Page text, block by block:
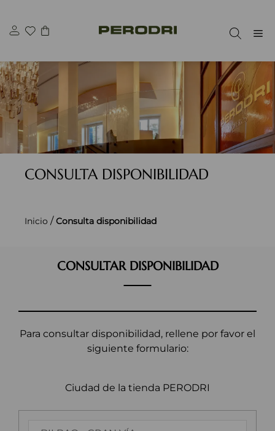
contenido
CONSULTA DISPONIBILIDAD
Inicio /Consulta disponibilidad
CONSULTAR DISPONIBILIDAD
Para consultar disponibilidad, rellene por favor el
siguiente formulario:
Ciudad de la tienda PERODRI